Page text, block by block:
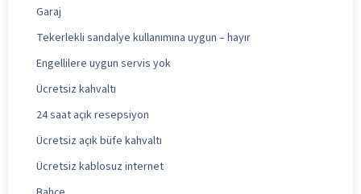
Garaj
Tekerlekli sandalye kullanımına uygun – hayır
Engellilere uygun servis yok
Ücretsiz kahvaltı
24 saat açık resepsiyon
Ücretsiz açık büfe kahvaltı
Ücretsiz kablosuz internet